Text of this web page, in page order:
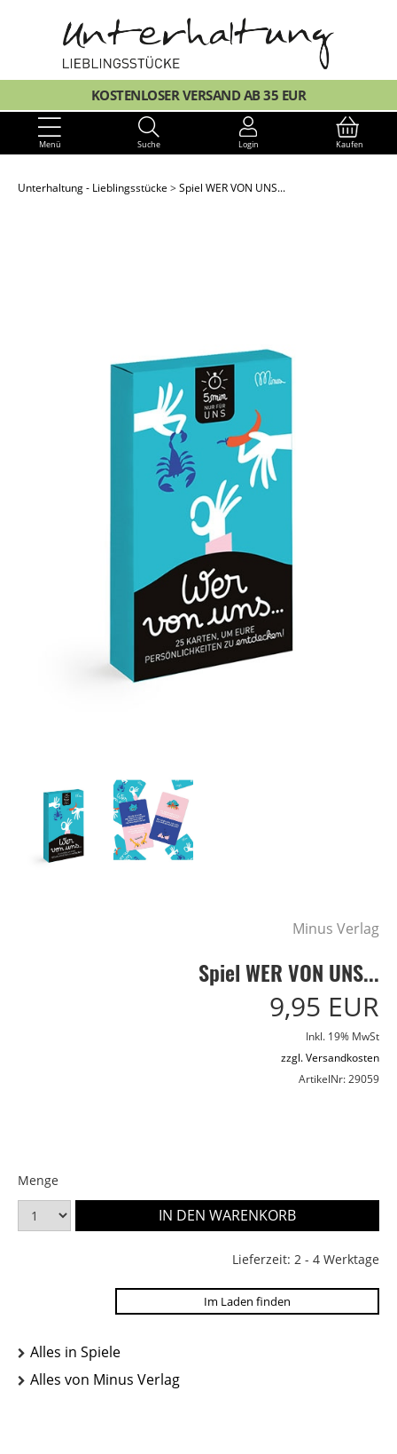
KOSTENLOSER VERSAND AB 35 EUR
Menü Suche Login Kaufen
Unterhaltung - Lieblingsstücke Spiel WER VON UNS...
Minus Verlag
Spiel WER VON UNS...
9,95 EUR
Inkl. 19% MwSt
zzgl. Versandkosten
ArtikelNr: 29059
Menge
Lieferzeit: 2 - 4 Werktage
Im Laden finden
Alles in Spiele
Alles von Minus Verlag